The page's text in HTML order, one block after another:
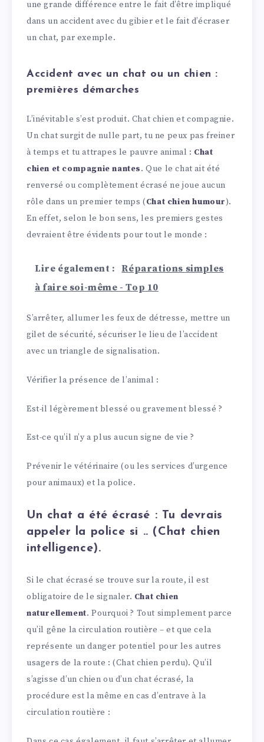
une grande différence entre le fait d’être impliqué
dans un accident avec du gibier et le fait d’écraser
un chat, par exemple.
Accident avec un chat ou un chien :
premières démarches
L’inévitable s’est produit. Chat chien et compagnie.
Un chat surgit de nulle part, tu ne peux pas freiner
à temps et tu attrapes le pauvre animal : Chat
chien et compagnie nantes. Que le chat ait été
renversé ou complètement écrasé ne joue aucun
rôle dans un premier temps (Chat chien humour).
En effet, selon le bon sens, les premiers gestes
devraient être évidents pour tout le monde :
Lire également :
Réparations simples
à faire soi-même - Top 10
S’arrêter, allumer les feux de détresse, mettre un
gilet de sécurité, sécuriser le lieu de l’accident
avec un triangle de signalisation.
Vérifier la présence de l’animal :
Est-il légèrement blessé ou gravement blessé ?
Est-ce qu’il n’y a plus aucun signe de vie ?
Prévenir le vétérinaire (ou les services d’urgence
pour animaux) et la police.
Un chat a été écrasé : Tu devrais
appeler la police si .. ( Chat chien
intelligence).
Si le chat écrasé se trouve sur la route, il est
obligatoire de le signaler. Chat chien
naturellement. Pourquoi ? Tout simplement parce
qu’il gêne la circulation routière – et que cela
représente un danger potentiel pour les autres
usagers de la route : (Chat chien perdu). Qu’il
s’agisse d’un chien ou d’un chat écrasé, la
procédure est la même en cas d’entrave à la
circulation routière :